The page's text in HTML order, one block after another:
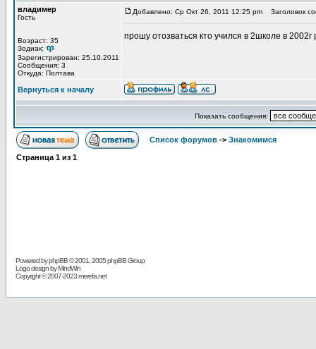
владимер
Гость
Возраст: 35
Зодиак:
Зарегистрирован: 25.10.2011
Сообщения: 3
Откуда: Полтава
Добавлено: Ср Окт 26, 2011 12:25 pm Заголовок
прошу отозваться кто учился в 2школе в
Вернуться к началу
Показать сообщения:
Список форумов -> Знакомимся
Страница 1 из 1
Powered byphpBB© 2001, 2005 phpBB Group
Logo design by MindWin
Copyright © 2007-2023 merefa.net